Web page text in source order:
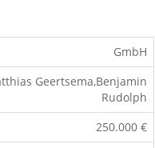
GmbH
Geertsema,Benjamin
Rudolph
250.000 €